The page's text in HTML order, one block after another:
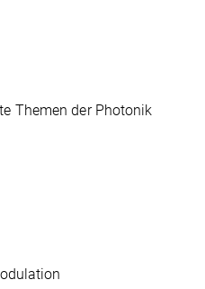
Themen der Photonik